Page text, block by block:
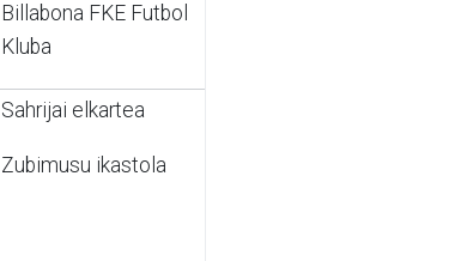
Billabona FKE Futbol
Kluba
Sahrijai elkartea
Zubimusu ikastola